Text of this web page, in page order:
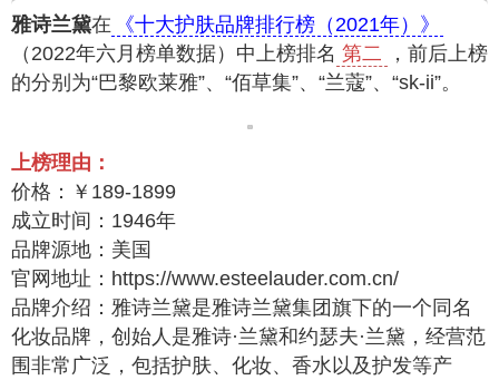
雅诗兰黛在
《十大护肤品牌排行榜（2021年）》
（2022年六月榜单数据）中上榜排名 第二
，前后上榜
的分别为“巴黎欧莱雅”、“佰草集”、“兰蔻”、“sk-ii”。
上榜理由：
价格：￥189-1899
成立时间：1946年
品牌源地：美国
官网地址：https://www.esteelauder.com.cn/
品牌介绍：雅诗兰黛是雅诗兰黛集团旗下的一个同名
化妆品牌，创始人是雅诗·兰黛和约瑟夫·兰黛，经营范
围非常广泛，包括护肤、化妆、香水以及护发等产